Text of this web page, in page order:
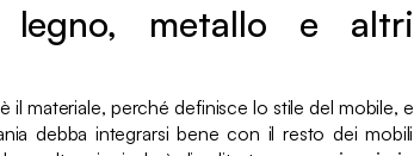
legno, metallo e altri
il materiale, perché definisce lo stile del mobile, e
debba integrarsi bene con il resto dei mobili